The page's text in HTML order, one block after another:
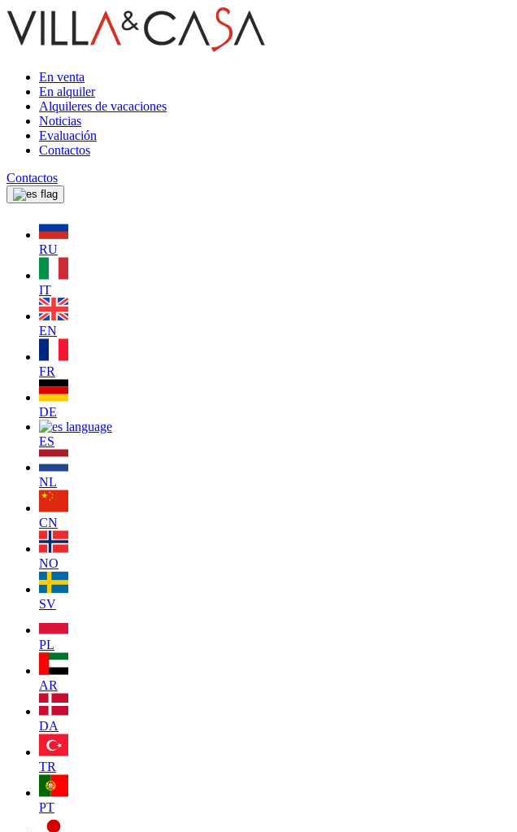
En venta
En alquiler
Alquileres de vacaciones
Noticias
Evaluación
Contactos
Contactos
RU
IT
EN
FR
DE
ES
NL
CN
NO
SV
PL
AR
DA
TR
PT